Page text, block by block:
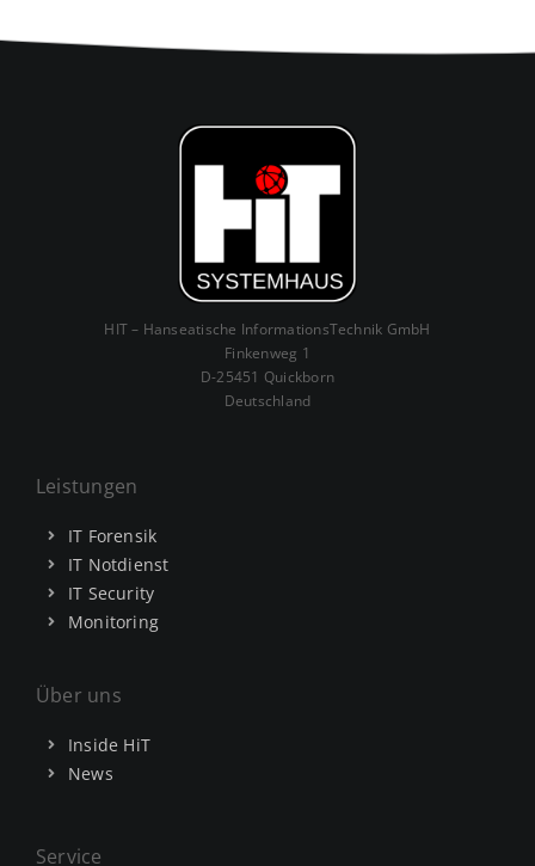
HIT – Hanseatische InformationsTechnik GmbH
Finkenweg 1
D-25451 Quickborn
Deutschland
Leistungen
IT Forensik
IT Notdienst
IT Security
Monitoring
Über uns
Inside HiT
News
Service